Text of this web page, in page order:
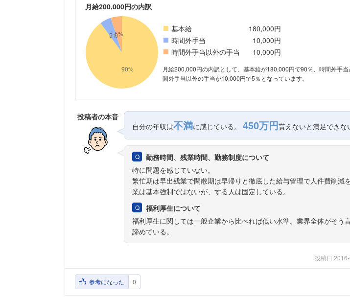
月給200,000円の内訳
基本給
180,000円
時間外手当
10,000円
時間外手当以外の手当
10,000円
月給200,000円の内訳として、基本給が180,000円で90％、時間外手
間外手当以外の手当が10,000円で5％となっています。
投稿者の本音
自分の年収は不満に感じている。 450万円貰えないと満足できな
勤務時間、残業時間、勤務制度について
特に問題を感じていない。
繁忙期は早出残業で閑散期は早帰りと徹底した給与管理で人件費削減
業は基本強制ではないが、する人は固定している。
福利厚生について
福利厚生に関しては一般企業から比べれば低い水準。業界全体がそう
諦めている。
投稿日:
参考になった 0